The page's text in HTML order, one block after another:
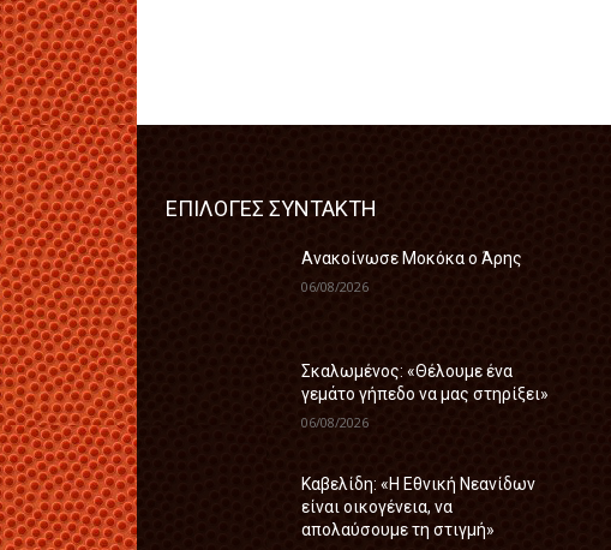
ΕΠΙΛΟΓΕΣ ΣΥΝΤΑΚΤΗ
Ανακοίνωσε Μοκόκα ο Άρης
06/08/2026
Σκαλωμένος: «Θέλουμε ένα
γεμάτο γήπεδο να μας στηρίξει»
06/08/2026
Καβελίδη: «Η Εθνική Νεανίδων
είναι οικογένεια, να
απολαύσουμε τη στιγμή»